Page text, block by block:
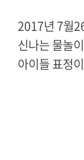
2017년 7월
신나는 물놀
아이들 표정